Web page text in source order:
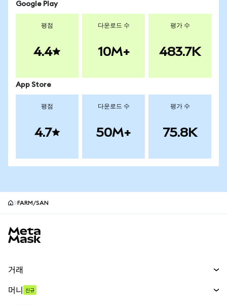
Google Play
평점
4.4
다운로드 수
10M+
평가 수
483.7K
App Store
평점
4.7
다운로드 수
50M+
평가 수
75.8K
FARM/SAN
거래
머니 신규